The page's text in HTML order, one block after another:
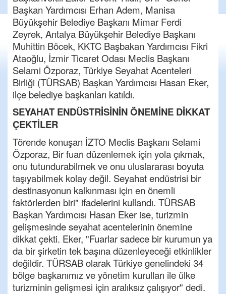
Başkan Yardımcısı Erhan Adem, Manisa
Büyükşehir Belediye Başkanı Mimar Ferdi
Zeyrek, Antalya Büyükşehir Belediye Başkanı
Muhittin Böcek, KKTC Başbakan Yardımcısı Fikri
Ataoğlu, İzmir Ticaret Odası Meclis Başkanı
Selami Özporaz, Türkiye Seyahat Acenteleri
Birliği (TÜRSAB) Başkan Yardımcısı Hasan Eker,
ilçe belediye başkanları katıldı.
SEYAHAT ENDÜSTRİSİNİN ÖNEMİNE DİKKAT
ÇEKTİLER
Törende konuşan İZTO Meclis Başkanı Selami
Özporaz, Bir fuarı düzenlemek için yola çıkmak,
onu tutundurabilmek ve onu uluslararası boyuta
taşıyabilmek kolay değil. Seyahat endüstrisi bir
destinasyonun kalkınması için en önemli
faktörlerden biri" ifadelerini kullandı. TÜRSAB
Başkan Yardımcısı Hasan Eker ise, turizmin
gelişmesinde seyahat acentelerinin önemine
dikkat çekti. Eker, "Fuarlar sadece bir kurumun ya
da bir şirketin tek başına düzenleyeceği etkinlikler
değildir. TÜRSAB olarak Türkiye genelindeki 34
bölge başkanımız ve yönetim kurulları ile ülke
turizminin gelişmesi için aralıksız çalışıyor" dedi.